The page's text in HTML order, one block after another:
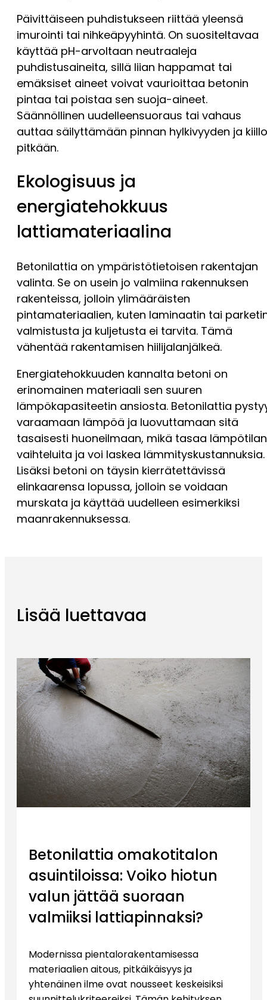
Päivittäiseen puhdistukseen riittää yleensä
imurointi tai nihkeäpyyhintä. On suositeltavaa
käyttää pH-arvoltaan neutraaleja
puhdistusaineita, sillä liian happamat tai
emäksiset aineet voivat vaurioittaa betonin
pintaa tai poistaa sen suoja-aineet.
Säännöllinen uudelleensuoraus tai vahaus
auttaa säilyttämään pinnan hylkivyyden ja
pitkään.
Ekologisuus ja
energiatehokkuus
lattiamateriaalina
Betonilattia on ympäristötietoisen rakentajan
valinta. Se on usein jo valmiina rakennuksen
rakenteissa, jolloin ylimääräisten
pintamateriaalien, kuten laminaatin tai
valmistusta ja kuljetusta ei tarvita. Tämä
vähentää rakentamisen hiilijalanjälkeä.
Energiatehokkuuden kannalta betoni on
erinomainen materiaali sen suuren
lämpökapasiteetin ansiosta. Betonilattia
varaamaan lämpöä ja luovuttamaan sitä
tasaisesti huoneilmaan, mikä tasaa lämpötilan
vaihteluita ja voi laskea lämmityskustannuksia.
Lisäksi betoni on täysin kierrätettävissä
elinkaarensa lopussa, jolloin se voidaan
murskata ja käyttää uudelleen esimerkiksi
maanrakennuksessa.
Lisää luettavaa
Betonilattia omakotitalon
asuintiloissa: Voiko hiotun
valun jättää suoraan
valmiiksi lattiapinnaksi?
Modernissa pientalorakentamisessa
materiaalien aitous, pitkäikäisyys ja
yhtenäinen ilme ovat nousseet keskeisiksi